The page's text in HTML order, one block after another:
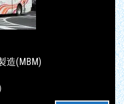
造(MBM)